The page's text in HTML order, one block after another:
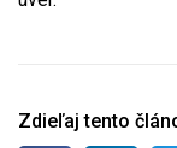
Zdieľaj tento